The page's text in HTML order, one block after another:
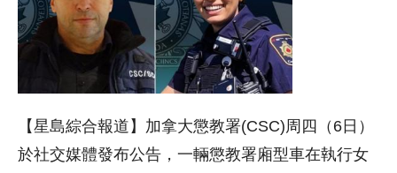
【星島綜合報道】加拿大懲教署(CSC)周四（6日）
於社交媒體發布公告，一輛懲教署廂型車在執行女